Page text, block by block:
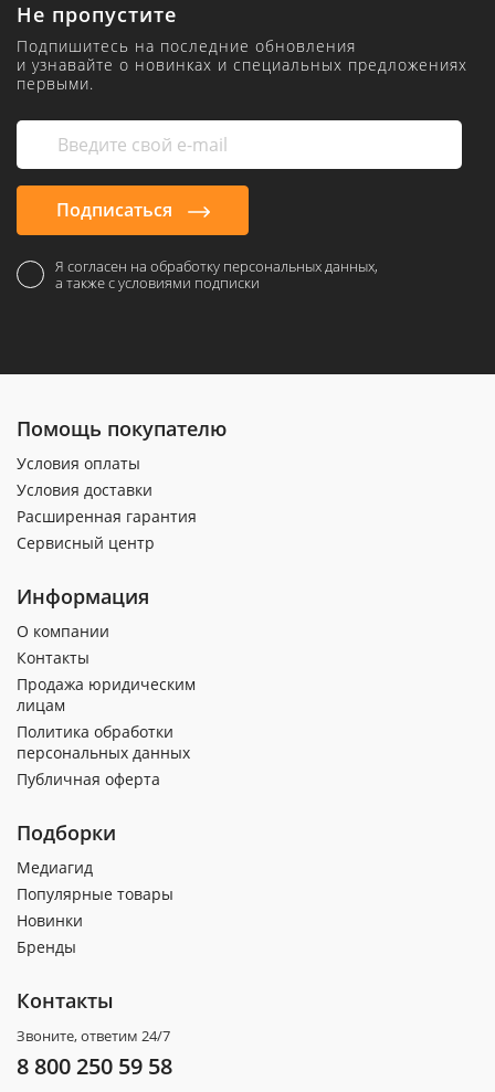
Не пропустите
Подпишитесь на последние обновления
и узнавайте о новинках и специальных предложениях
первыми.
Подписаться
Я согласен на обработку персональных данных,
а также с условиями подписки
Помощь покупателю
Условия оплаты
Условия доставки
Расширенная гарантия
Сервисный центр
Информация
О компании
Контакты
Продажа юридическим
лицам
Политика обработки
персональных данных
Публичная оферта
Подборки
Медиагид
Популярные товары
Новинки
Бренды
Контакты
Звоните, ответим 24/7
8 800 250 59 58